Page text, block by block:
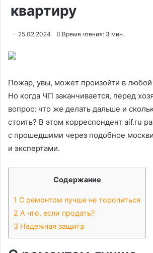
квартиру
25.02.2024 Время чтения: 3 мин.
Пожар, увы, может произойти в любой
Но когда ЧП заканчивается, перед
вопрос: что же делать дальше и
стоить? В этом корреспондент aif.ru
с прошедшими через подобное
и экспертами.
Содержание
1 С ремонтом лучше не торопиться
2 А что, если продать?
3 Надежная защита